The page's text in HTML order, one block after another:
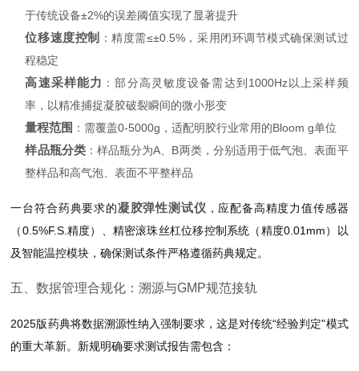
于传统设备±2%的误差阈值实现了显著提升
位移速度控制
：精度需≤±0.5%，采用闭环调节模式确保测试过
程稳定
高速采样能力 ：部分高灵敏度设备需达到1000Hz以上采样频
率，以精准捕捉凝胶破裂瞬间的微小形变
量程范围 ：需覆盖0-5000g，适配明胶行业常用的Bloom g单位
样品瓶分类：样品瓶分为A、B两类，分别适用于低气泡、表面平
整样品和高气泡、表面不平整样品
一台符合药典要求的凝胶弹性测试仪 ，应配备高精度力值传感器
（0.5%F.S.精度）、精密滚珠丝杠位移控制系统（精度0.01mm）以
及智能温控模块，确保测试条件严格遵循药典规定。
五、数据管理合规化：溯源与GMP规范接轨
2025版药典将数据溯源性纳入强制要求，这是对传统“经验判定"模式
的重大革新。新规明确要求测试报告需包含：